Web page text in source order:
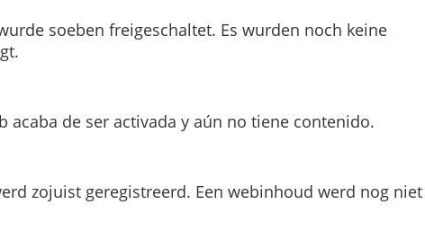
soeben freigeschaltet. Es wurden noch keine
acaba de ser activada y aún no tiene contenido.
zojuist geregistreerd. Een webinhoud werd nog niet